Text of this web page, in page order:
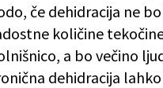
če dehidracija ne
količine
a bo večino
dehidracija